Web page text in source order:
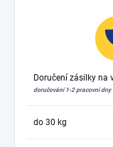
Doručení zásilky na
doručování 1-2 pracovní dny
do 30 kg